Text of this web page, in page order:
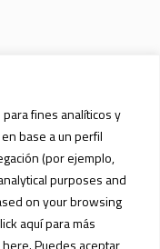
fines analíticos y
base a un perfil
(por ejemplo,
purposes and
on your browsing
aquí para más
Puedes aceptar,